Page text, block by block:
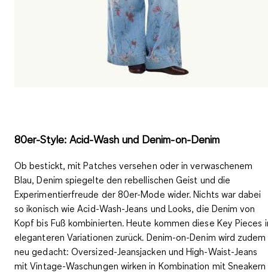
80er-Style: Acid-Wash und Denim-on-Denim
Ob bestickt, mit Patches versehen oder in verwaschenem
Blau, Denim spiegelte den rebellischen Geist und die
Experimentierfreude der 80er-Mode wider. Nichts war dabei
so ikonisch wieAcid-Wash-Jeans und Looks, die Denim von
Kopf bis Fußkombinierten. Heute kommen diese Key Pieces
eleganteren Variationen zurück. Denim-on-Denim wird zudem
neu gedacht: Oversized-Jeansjacken und High-Waist-Jeans
mit Vintage-Waschungen wirken in Kombination mit Sneakern